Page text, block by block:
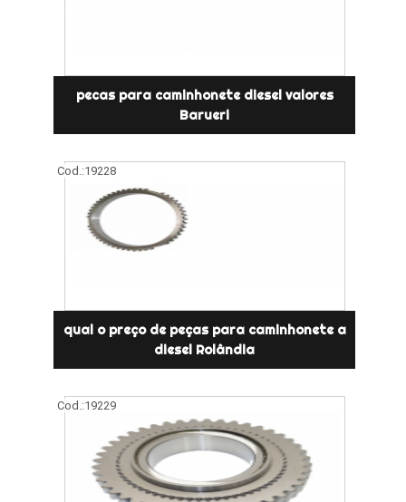
pecas para caminhonete diesel valores
Barueri
Cod.:19228
qual o preço de peças para caminhonete a
diesel Rolândia
Cod.:19229